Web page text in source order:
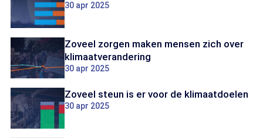
30 apr 2025
Zoveel zorgen maken mensen zich over
klimaatverandering
30 apr 2025
Zoveel steun is er voor de klimaatdoelen
30 apr 2025